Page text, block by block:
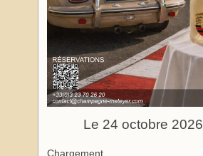
Le 24 octobre 2026
Chargement…